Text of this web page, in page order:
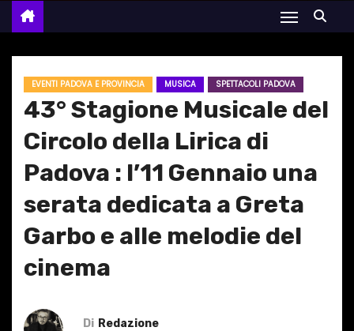
EVENTI PADOVA E PROVINCIA MUSICA SPETTACOLI PADOVA
43° Stagione Musicale del
Circolo della Lirica di
Padova : l’11 Gennaio una
serata dedicata a Greta
Garbo e alle melodie del
cinema
Di Redazione